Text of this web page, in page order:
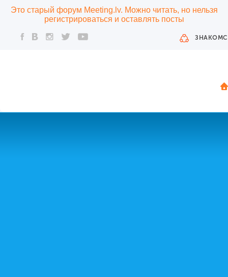
Это старый форум Meeting.lv. Можно читать, но нельзя
регистрироваться и оставлять посты